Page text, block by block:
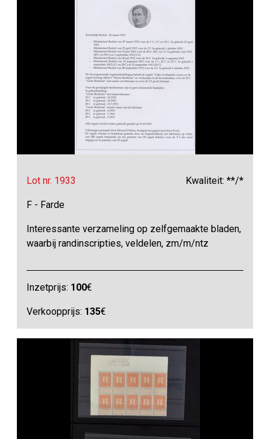
Lot nr. 1933 Kwaliteit: **/*
F - Farde
Interessante verzameling op zelfgemaakte bladen,
waarbij randinscripties, veldelen, zm/m/ntz
Inzetprijs: 100€
Verkoopprijs: 135€